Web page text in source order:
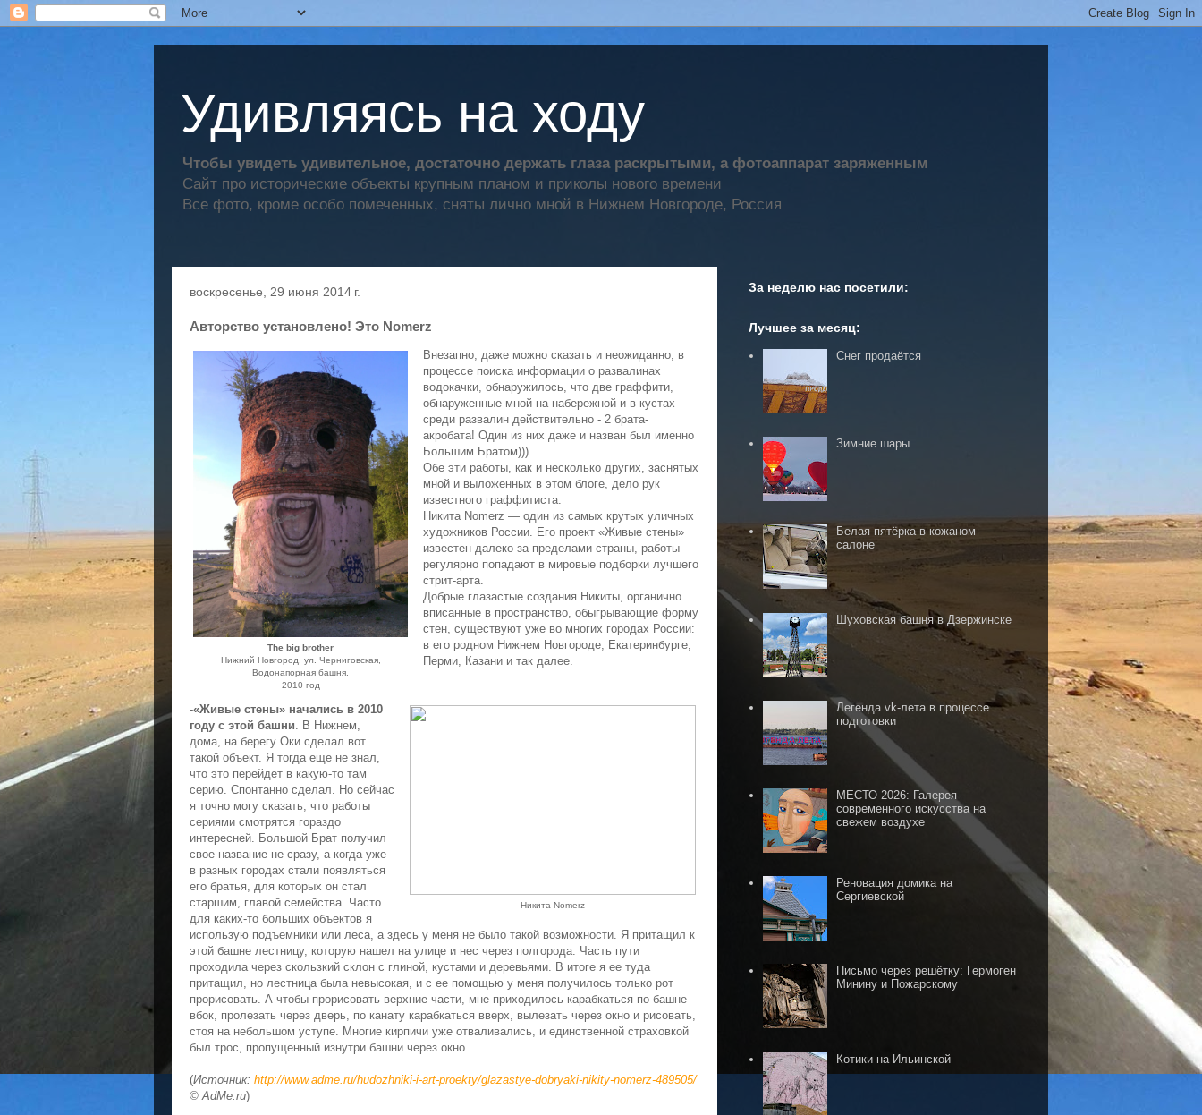
Удивляясь на ходу
Чтобы увидеть удивительное, достаточно держать глаза раскрытыми, а фотоаппарат заряженным
Сайт про исторические объекты крупным планом и приколы нового времени
Все фото, кроме особо помеченных, сняты лично мной в Нижнем Новгороде, Россия
воскресенье, 29 июня 2014 г.
Авторство установлено! Это Nomerz
The big brother
Нижний Новгород, ул. Черниговская,
Водонапорная башня.
2010 год
Внезапно, даже можно сказать и неожиданно, в
процессе поиска информации о развалинах
водокачки, обнаружилось, что две граффити,
обнаруженные мной на набережной и в кустах
среди развалин действительно - 2 брата-
акробата! Один из них даже и назван был именно
Большим Братом)))
Обе эти работы, как и несколько других, заснятых
мной и выложенных в этом блоге, дело рук
известного граффитиста.
Никита Nomerz — один из самых крутых уличных
художников России. Его проект «Живые стены»
известен далеко за пределами страны, работы
регулярно попадают в мировые подборки лучшего
стрит-арта.
Добрые глазастые создания Никиты, органично
вписанные в пространство, обыгрывающие форму
стен, существуют уже во многих городах России:
в его родном Нижнем Новгороде, Екатеринбурге,
Перми, Казани и так далее.
Никита Nomerz
-«Живые стены» начались в 2010
году с этой башни . В Нижнем,
дома, на берегу Оки сделал вот
такой объект. Я тогда еще не знал,
что это перейдет в какую-то там
серию. Спонтанно сделал. Но сейчас
я точно могу сказать, что работы
сериями смотрятся гораздо
интересней. Большой Брат получил
свое название не сразу, а когда уже
в разных городах стали появляться
его братья, для которых он стал
старшим, главой семейства. Часто
для каких-то больших объектов я
использую подъемники или леса, а здесь у меня не было такой возможности. Я притащил к
этой башне лестницу, которую нашел на улице и нес через полгорода. Часть пути
проходила через скользкий склон с глиной, кустами и деревьями. В итоге я ее туда
притащил, но лестница была невысокая, и с ее помощью у меня получилось только рот
прорисовать. А чтобы прорисовать верхние части, мне приходилось карабкаться по башне
вбок, пролезать через дверь, по канату карабкаться вверх, вылезать через окно и рисовать,
стоя на небольшом уступе. Многие кирпичи уже отваливались, и единственной страховкой
был трос, пропущенный изнутри башни через окно.
(Источник: http://www.adme.ru/hudozhniki-i-art-proekty/glazastye-dobryaki-nikity-nomerz-489505/
© AdMe.ru)
За неделю нас посетили:
Лучшее за месяц:
Снег продаётся
Зимние шары
Белая пятёрка в кожаном
салоне
Шуховская башня в Дзержинске
Легенда vk-лета в процессе
подготовки
МЕСТО-2026: Галерея
современного искусства на
свежем воздухе
Реновация домика на
Сергиевской
Письмо через решётку: Гермоген
Минину и Пожарскому
Котики на Ильинской